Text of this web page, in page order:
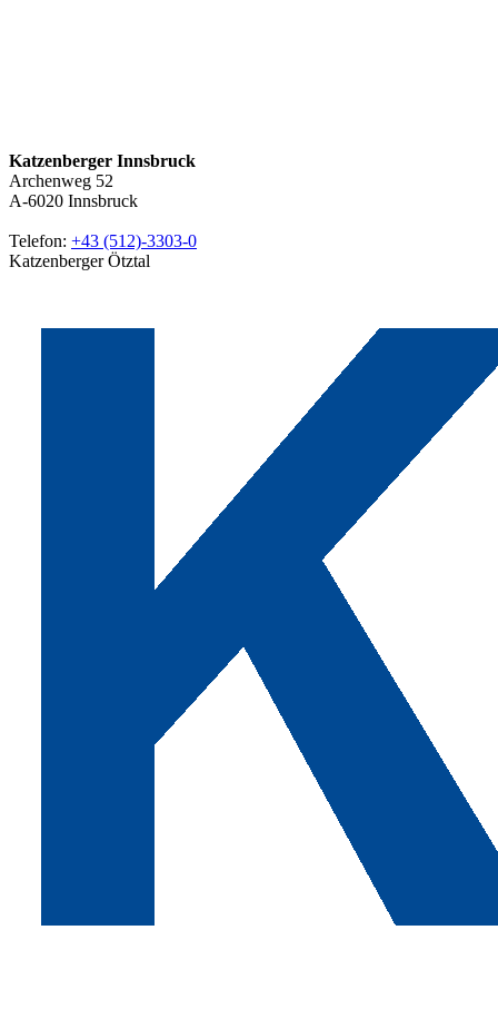
Katzenberger Innsbruck
Archenweg 52
A-6020 Innsbruck
Telefon: +43 (512)-3303-0
Katzenberger Ötztal